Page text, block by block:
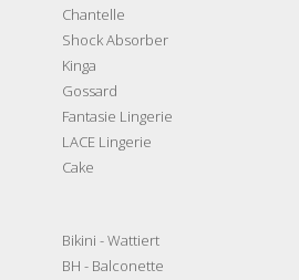
Chantelle
Shock Absorber
Kinga
Gossard
Fantasie Lingerie
LACE Lingerie
Cake
Bikini - Wattiert
BH - Balconette